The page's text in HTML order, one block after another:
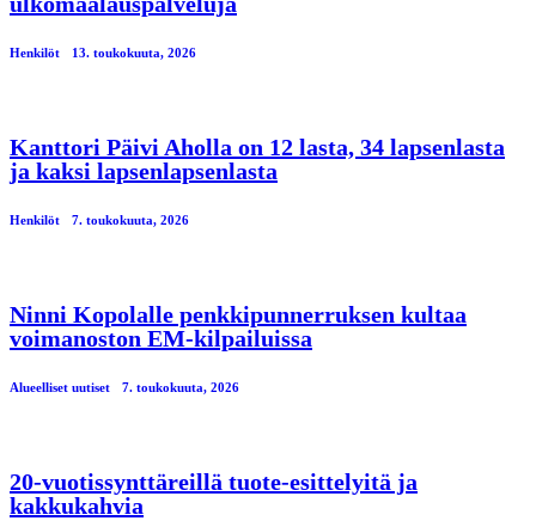
Henkilöt 13. toukokuuta, 2026
Kanttori Päivi Aholla on 12 lasta, 34 lapsenlasta
ja kaksi lapsenlapsenlasta
Henkilöt 7. toukokuuta, 2026
Ninni Kopolalle penkkipunnerruksen kultaa
voimanoston EM-kilpailuissa
Alueelliset uutiset 7. toukokuuta, 2026
20-vuotissynttäreillä tuote-esittelyitä ja
kakkukahvia